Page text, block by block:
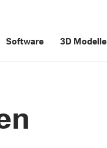
Software 3D Modelle